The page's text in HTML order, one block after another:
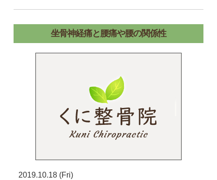
坐骨神経痛と腰痛や腰の関係性
2019.10.18 (Fri)